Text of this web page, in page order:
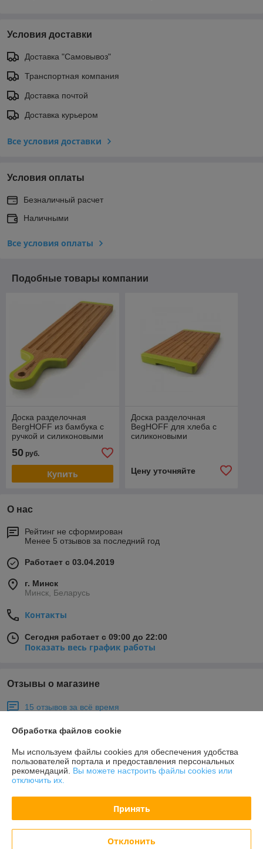
Условия доставки
Доставка "Самовывоз"
Транспортная компания
Доставка почтой
Доставка курьером
Все условия доставки
Условия оплаты
Безналичный расчет
Наличными
Все условия оплаты
Подобные товары компании
Доска разделочная
BergHOFF из бамбука с
ручкой и силиконовыми
накладками 43х10х1,5 см
1101699
50 руб.
Купить
Доска разделочная
BegHOFF для хлеба с
силиконовыми
Цену уточняйте
О нас
Рейтинг не сформирован
Менее 5 отзывов за последний год
Работает с 03.04.2019
г. Минск
Минск, Беларусь
Контакты
Сегодня работает с 09:00 до 22:00
Показать весь график работы
Отзывы о магазине
15 отзывов за всё время
Покупатель
Отлично
Сделка подтверждена через корзину
Отлично
Обработка файлов cookie
Мы используем файлы cookies для обеспечения удобства
пользователей портала и предоставления персональных
рекомендаций. Вы можете настроить файлы cookies или
отключить их.
Принять
Отклонить